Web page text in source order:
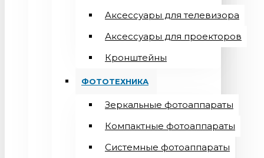
Aксессуары для телевизора
Аксессуары для проекторов
Кронштейны
ФОТОТЕХНИКА
Зеркальные фотоаппараты
Компактные фотоаппараты
Системные фотоаппараты